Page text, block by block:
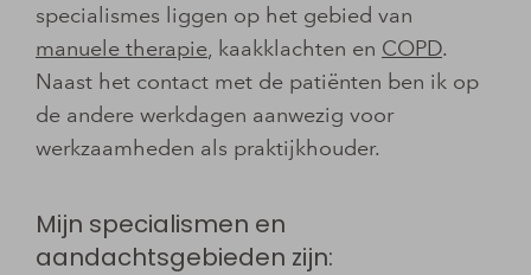
specialismes liggen op het gebied van
manuele therapie, kaakklachten en COPD.
Naast het contact met de patiënten ben ik op
de andere werkdagen aanwezig voor
werkzaamheden als praktijkhouder.
Mijn specialismen en
aandachtsgebieden zijn: